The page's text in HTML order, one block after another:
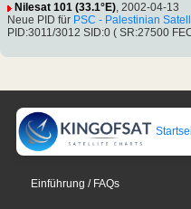
Nilesat 101 (33.1°E), 2002-04-13
Neue PID für PSC - Palestinian
PID:3011/3012 SID:0 ( SR:27500
Einführung / FAQs